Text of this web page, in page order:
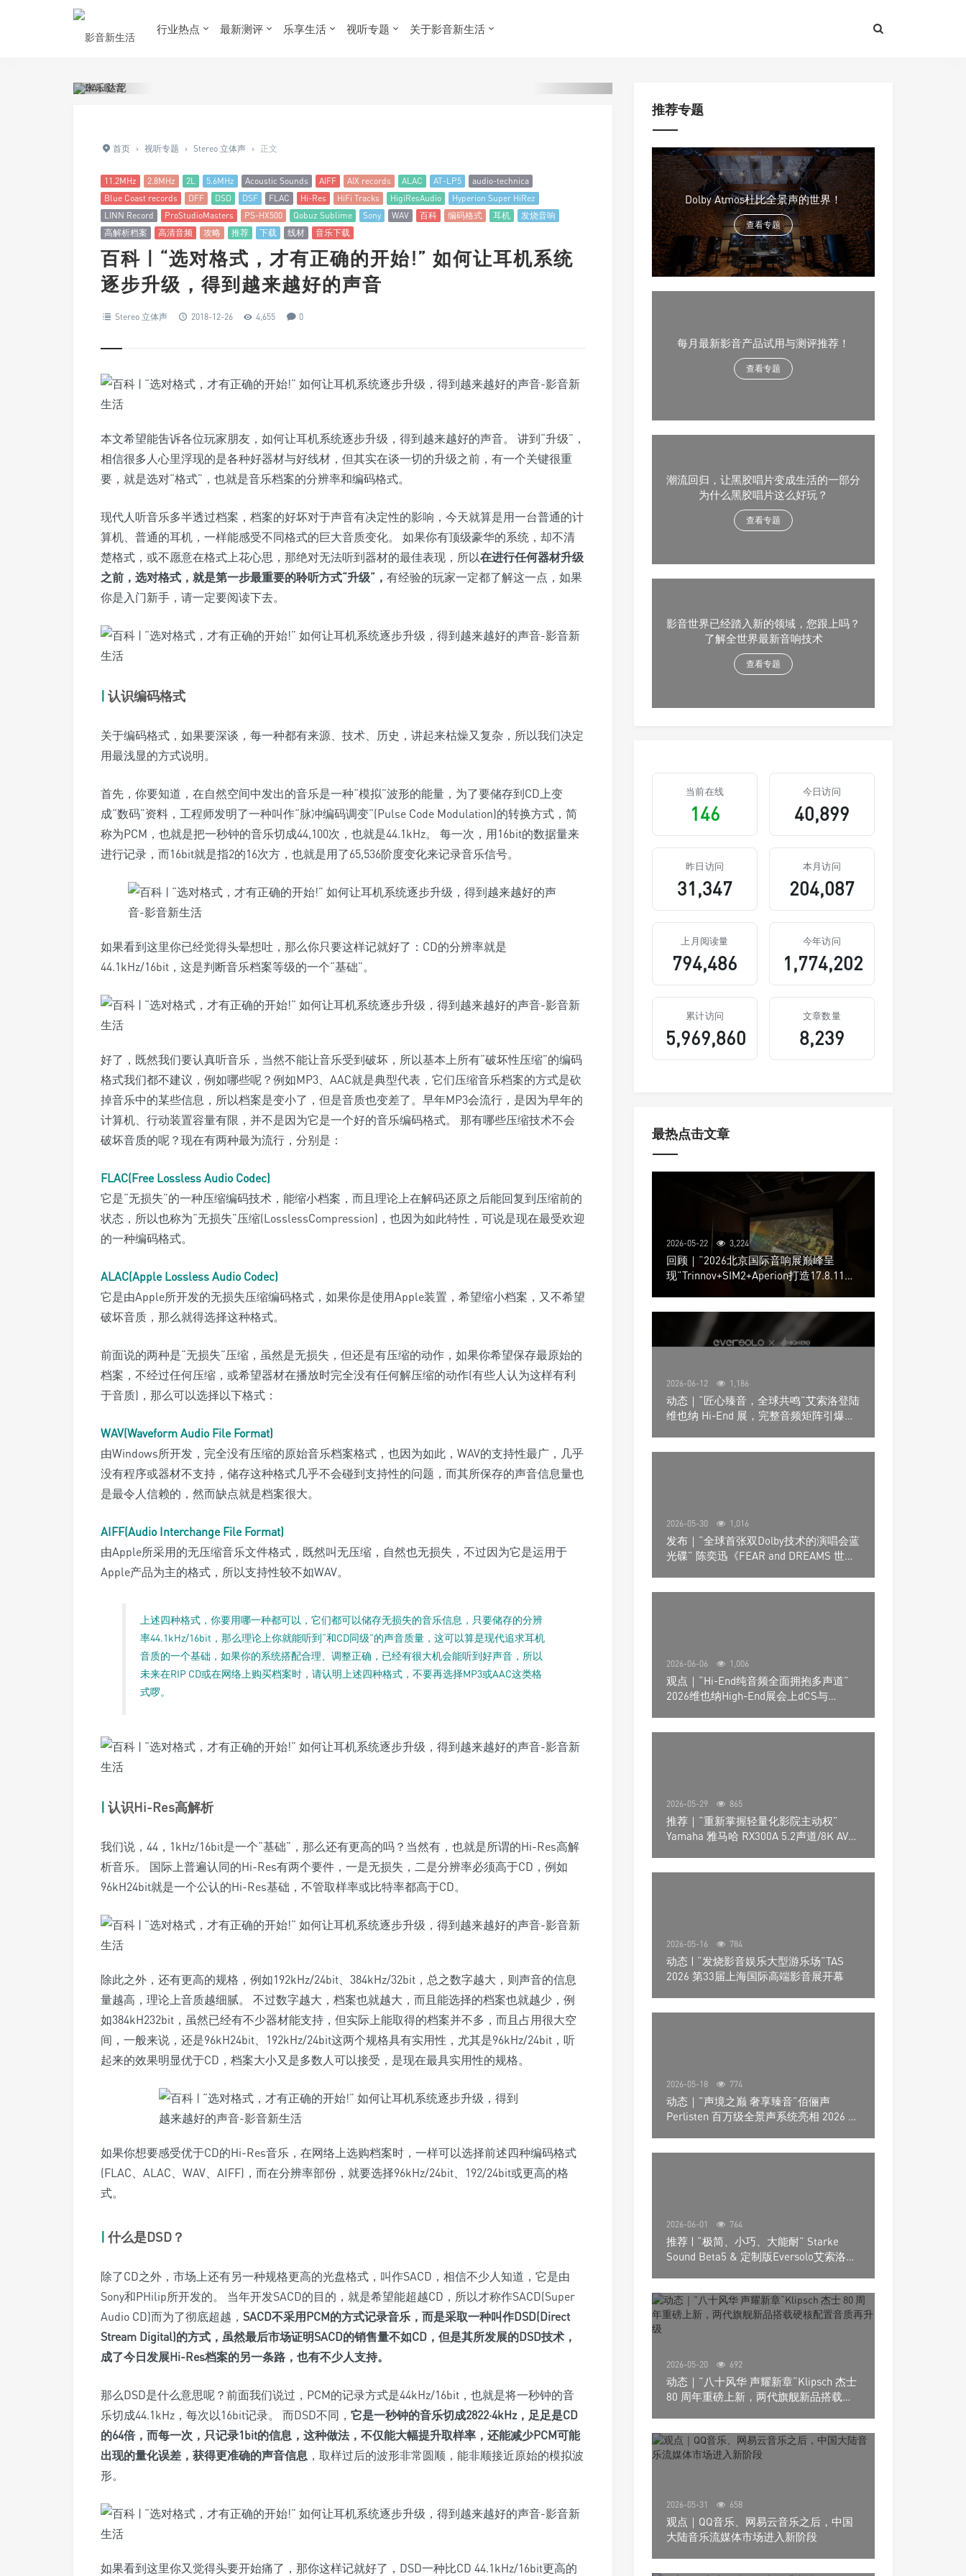
行业热点 最新测评 乐享生活 视听专题 关于影音新生活
首页 › 视听专题 › Stereo 立体声 › 正文
11.2MHz 2.8MHz 2L 5.6MHz Acoustic Sounds AIFF AIX records ALAC AT-LP5
audio-technica
Blue Coast records
DFF DSD DSF FLAC Hi-Res HiFi Tracks HigiResAudio
Hyperion Super HiRez
LINN Record
ProStudioMasters PS-HX500 Qobuz Sublime Sony WAV 百科 编码格式 耳机
发烧音响
高解析档案
高清音频 攻略 推荐 下载 线材 音乐下载
百科 | “选对格式，才有正确的开始!” 如何让耳机系统
逐步升级，得到越来越好的声音
Stereo 立体声 2018-12-26 4,655 0
本文希望能吿诉各位玩家朋友，如何让耳机系统逐步升级，得到越来越好的声音。 讲到“升级”，
相信很多人心里浮现的是各种好器材与好线材，但其实在谈一切的升级之前，有一个关键很重
要，就是选对“格式”，也就是音乐档案的分辨率和编码格式。
现代人听音乐多半透过档案，档案的好坏对于声音有决定性的影响，今天就算是用一台普通的计
算机、普通的耳机，一样能感受不同格式的巨大音质变化。 如果你有顶级豪华的系统，却不清
楚格式，或不愿意在格式上花心思，那绝对无法听到器材的最佳表现，所以在进行任何器材升级
之前，选对格式，就是第一步最重要的聆听方式“升级”， 有经验的玩家一定都了解这一点，如果
你是入门新手，请一定要阅读下去。
| 认识编码格式
关于编码格式，如果要深谈，每一种都有来源、技术、历史，讲起来枯燥又复杂，所以我们决定
用最浅显的方式说明。
首先，你要知道，在自然空间中发出的音乐是一种“模拟”波形的能量，为了要储存到CD上变
成“数码”资料，工程师发明了一种叫作“脉冲编码调变”(Pulse Code Modulation)的转换方式，简
称为PCM，也就是把一秒钟的音乐切成44,100次，也就是44.1kHz。 每一次，用16bit的数据量来
进行记录，而16bit就是指2的16次方，也就是用了65,536阶度变化来记录音乐信号。
如果看到这里你已经觉得头晕想吐，那么你只要这样记就好了：CD的分辨率就是
44.1kHz/16bit，这是判断音乐档案等级的一个“基础”。
好了，既然我们要认真听音乐，当然不能让音乐受到破坏，所以基本上所有“破坏性压缩”的编码
格式我们都不建议，例如哪些呢？例如MP3、AAC就是典型代表，它们压缩音乐档案的方式是砍
掉音乐中的某些信息，所以档案是变小了，但是音质也变差了。早年MP3会流行，是因为早年的
计算机、行动装置容量有限，并不是因为它是一个好的音乐编码格式。 那有哪些压缩技术不会
破坏音质的呢？现在有两种最为流行，分别是：
FLAC(Free Lossless Audio Codec)
它是“无损失”的一种压缩编码技术，能缩小档案，而且理论上在解码还原之后能回复到压缩前的
状态，所以也称为“无损失”压缩(LosslessCompression)，也因为如此特性，可说是现在最受欢迎
的一种编码格式。
ALAC(Apple Lossless Audio Codec)
它是由Apple所开发的无损失压缩编码格式，如果你是使用Apple装置，希望缩小档案，又不希望
破坏音质，那么就得选择这种格式。
前面说的两种是“无损失”压缩，虽然是无损失，但还是有压缩的动作，如果你希望保存最原始的
档案，不经过任何压缩，或希望器材在播放时完全没有任何解压缩的动作(有些人认为这样有利
于音质)，那么可以选择以下格式：
WAV(Waveform Audio File Format)
由Windows所开发，完全没有压缩的原始音乐档案格式，也因为如此，WAV的支持性最广，几乎
没有程序或器材不支持，储存这种格式几乎不会碰到支持性的问题，而其所保存的声音信息量也
是最令人信赖的，然而缺点就是档案很大。
AIFF(Audio Interchange File Format)
由Apple所采用的无压缩音乐文件格式，既然叫无压缩，自然也无损失，不过因为它是运用于
Apple产品为主的格式，所以支持性较不如WAV。
上述四种格式，你要用哪一种都可以，它们都可以储存无损失的音乐信息，只要储存的分辨
率44.1kHz/16bit，那么理论上你就能听到“和CD同级”的声音质量，这可以算是现代追求耳机
音质的一个基础，如果你的系统搭配合理、调整正确，已经有很大机会能听到好声音，所以
未来在RIP CD或在网络上购买档案时，请认明上述四种格式，不要再选择MP3或AAC这类格
式啰。
| 认识Hi-Res高解析
我们说，44，1kHz/16bit是一个“基础”，那么还有更高的吗？当然有，也就是所谓的Hi-Res高解
析音乐。 国际上普遍认同的Hi-Res有两个要件，一是无损失，二是分辨率必须高于CD，例如
96kH24bit就是一个公认的Hi-Res基础，不管取样率或比特率都高于CD。
除此之外，还有更高的规格，例如192kHz/24bit、384kHz/32bit，总之数字越大，则声音的信息
量越高，理论上音质越细腻。 不过数字越大，档案也就越大，而且能选择的档案也就越少，例
如384kH232bit，虽然已经有不少器材能支持，但实际上能取得的档案并不多，而且占用很大空
间，一般来说，还是96kH24bit、192kHz/24bit这两个规格具有实用性，尤其是96kHz/24bit，听
起来的效果明显优于CD，档案大小又是多数人可以接受，是现在最具实用性的规格。
如果你想要感受优于CD的Hi-Res音乐，在网络上选购档案时，一样可以选择前述四种编码格式
(FLAC、ALAC、WAV、AIFF)，而在分辨率部份，就要选择96kHz/24bit、192/24bit或更高的格
式。
| 什么是DSD？
除了CD之外，市场上还有另一种规格更高的光盘格式，叫作SACD，相信不少人知道，它是由
Sony和PHilip所开发的。 当年开发SACD的目的，就是希望能超越CD，所以才称作SACD(Super
Audio CD)而为了彻底超越， SACD不采用PCM的方式记录音乐，而是采取一种叫作DSD(Direct
Stream Digital)的方式，虽然最后市场证明SACD的销售量不如CD，但是其所发展的DSD技术，
成了今日发展Hi-Res档案的另一条路，也有不少人支持。
那么DSD是什么意思呢？前面我们说过，PCM的记录方式是44kHz/16bit，也就是将一秒钟的音
乐切成44.1kHz，每次以16bit记录。 而DSD不同， 它是一秒钟的音乐切成2822·4kHz，足足是CD
的64倍，而每一次，只记录1bit的信息，这种做法，不仅能大幅提升取样率，还能减少PCM可能
出现的量化误差，获得更准确的声音信息 ，取样过后的波形非常圆顺，能非顺接近原始的模拟波
形。
如果看到这里你又觉得头要开始痛了，那你这样记就好了，DSD一种比CD 44.1kHz/16bit更高的
推荐专题
Dolby Atmos杜比全景声的世界！
查看专题
每月最新影音产品试用与测评推荐！
查看专题
潮流回归，让黑胶唱片变成生活的一部分
为什么黑胶唱片这么好玩？
查看专题
影音世界已经踏入新的领域，您跟上吗？
了解全世界最新音响技术
查看专题
当前在线
146
今日访问
40,899
昨日访问
31,347
本月访问
204,087
上月阅读量
794,486
今年访问
1,774,202
累计访问
5,969,860
文章数量
8,239
最热点击文章
2026-05-22 3,224
回顾｜“2026北京国际音响展巅峰呈
现”Trinnov+SIM2+Aperion打造17.8.11声
2026-06-12 1,186
动态｜“匠心臻音，全球共鸣”艾索洛登陆
维也纳 Hi-End 展，完整音频矩阵引爆关
2026-05-30 1,016
发布｜“全球首张双Dolby技术的演唱会蓝
光碟” 陈奕迅《FEAR and DREAMS 世界
2026-06-06 1,006
观点｜“Hi-End纯音频全面拥抱多声道”
2026维也纳High-End展会上dCS与
2026-05-29 865
推荐｜“重新掌握轻量化影院主动权”
Yamaha 雅马哈 RX300A 5.2声道/8K AV放
2026-05-16 784
动态 | “发烧影音娱乐大型游乐场”TAS
2026 第33届上海国际高端影音展开幕
2026-05-18 774
动态｜”声境之巅 奢享臻音”佰俪声
Perlisten 百万级全景声系统亮相 2026 北
2026-06-01 764
推荐 | “极简、小巧、大能耐” Starke
Sound Beta5 & 定制版Eversolo艾索洛
2026-05-20 692
动态｜”八十风华 声耀新章“Klipsch 杰士
80 周年重磅上新，两代旗舰新品搭载硬
2026-05-31 658
观点｜QQ音乐、网易云音乐之后，中国
大陆音乐流媒体市场进入新阶段